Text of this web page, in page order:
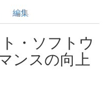
編集
・ソフトウ
ンスの向上